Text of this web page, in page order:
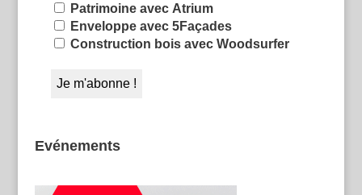
Patrimoine avec Atrium
Enveloppe avec 5Façades
Construction bois avec Woodsurfer
Evénements